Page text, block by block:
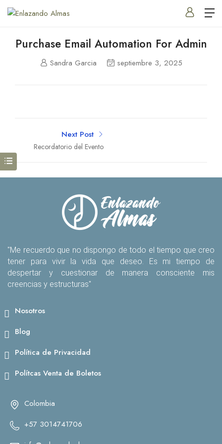
Purchase Email Automation For Admin
Sandra Garcia septiembre 3, 2025
Next Post
Recordatorio del Evento
"Me recuerdo que no dispongo de todo el tiempo que creo
tener para vivir la vida que deseo. Es mi tiempo de
despertar y cuestionar de manera consciente mis
creencias y estructuras"
Nosotros
Blog
Política de Privacidad
Polítcas Venta de Boletos
Colombia
+57 3014741706